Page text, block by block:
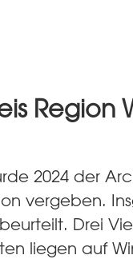
Region
2024 der
vergeben.
Drei
liegen auf